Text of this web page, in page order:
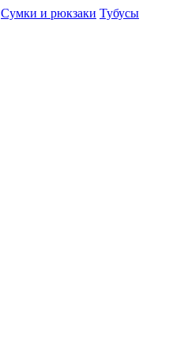
Сумки и рюкзаки Тубусы